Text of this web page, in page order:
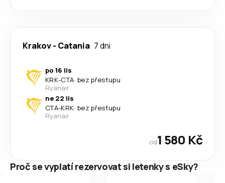
Krakov- Catania 7 dni
po 16 lis
KRK-CTA· bez přestupu
Ryanair
ne 22 lis
CTA-KRK· bez přestupu
Ryanair
od1 580 Kč
Proč se vyplatí rezervovat si letenky s eSky?